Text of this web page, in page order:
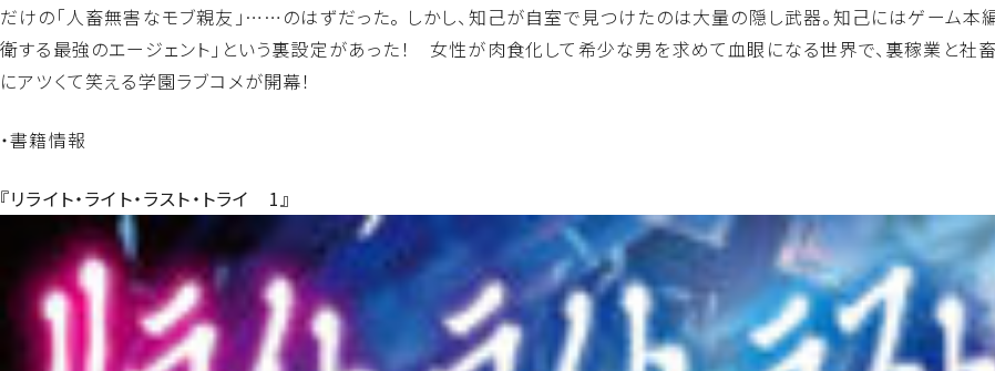
だけの「人畜無害なモブ親友」……のはずだった。 しかし、知己が自室で見つけたのは大量の隠し武器。知己にはゲーム本
衛する最強のエージェント」という裏設定があった！ 女性が肉食化して希少な男を求めて血眼になる世界で、裏稼業と社
にアツくて笑える学園ラブコメが開幕！
・書籍情報
『リライト・ライト・ラスト・トライ 1』